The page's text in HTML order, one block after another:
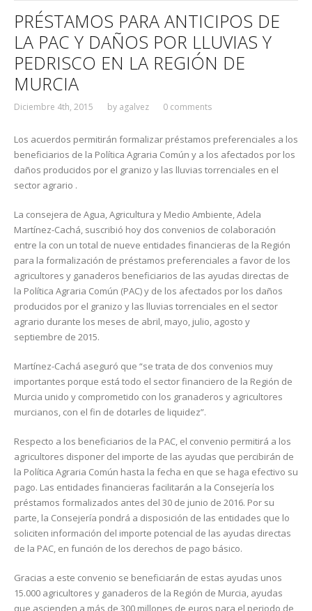
PRÉSTAMOS PARA ANTICIPOS DE
LA PAC Y DAÑOS POR LLUVIAS Y
PEDRISCO EN LA REGIÓN DE
MURCIA
Diciembre 4th, 2015 by agalvez 0 comments
Los acuerdos permitirán formalizar préstamos preferenciales a los
beneficiarios de la Política Agraria Común y a los afectados por los
daños producidos por el granizo y las lluvias torrenciales en el
sector agrario .
La consejera de Agua, Agricultura y Medio Ambiente, Adela
Martínez-Cachá, suscribió hoy dos convenios de colaboración
entre la con un total de nueve entidades financieras de la Región
para la formalización de préstamos preferenciales a favor de los
agricultores y ganaderos beneficiarios de las ayudas directas de
la Política Agraria Común (PAC) y de los afectados por los daños
producidos por el granizo y las lluvias torrenciales en el sector
agrario durante los meses de abril, mayo, julio, agosto y
septiembre de 2015.
Martínez-Cachá aseguró que “se trata de dos convenios muy
importantes porque está todo el sector financiero de la Región de
Murcia unido y comprometido con los granaderos y agricultores
murcianos, con el fin de dotarles de liquidez”.
Respecto a los beneficiarios de la PAC, el convenio permitirá a los
agricultores disponer del importe de las ayudas que percibirán de
la Política Agraria Común hasta la fecha en que se haga efectivo su
pago. Las entidades financieras facilitarán a la Consejería los
préstamos formalizados antes del 30 de junio de 2016. Por su
parte, la Consejería pondrá a disposición de las entidades que lo
soliciten información del importe potencial de las ayudas directas
de la PAC, en función de los derechos de pago básico.
Gracias a este convenio se beneficiarán de estas ayudas unos
15.000 agricultores y ganaderos de la Región de Murcia, ayudas
que ascienden a más de 300 millones de euros para el periodo de